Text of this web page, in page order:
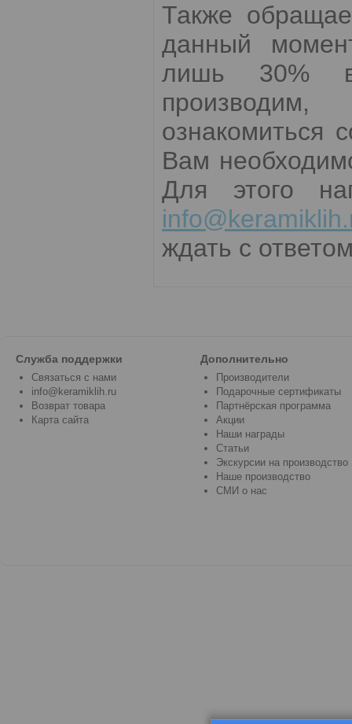
Также
данный
лишь 30%
ознакомиться
Вам
Для этого
ждать с
Служба поддержки
Связаться с нами
info@keramiklih.ru
Возврат товара
Карта сайта
Дополнительно
Производители
Подарочные сертификаты
Партнёрская программа
Акции
Наши награды
Статьи
Экскурсии на производство
Наше производство
СМИ о нас